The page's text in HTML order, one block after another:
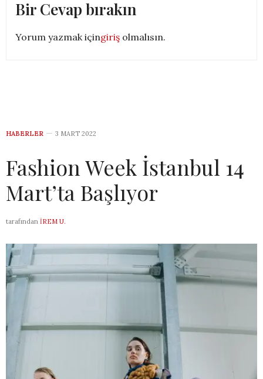
Bir Cevap bırakın
Yorum yazmak içingiriş olmalısın.
HABERLER 3 MART 2022
Fashion Week İstanbul 14
Mart’ta Başlıyor
tarafından İREM U.